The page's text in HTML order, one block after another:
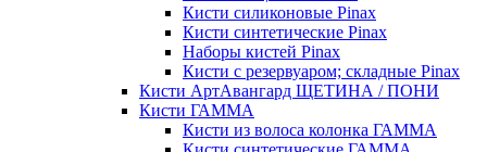
Кисти силиконовые Pinax
Кисти синтетические Pinax
Наборы кистей Pinax
Кисти с резервуаром; складные Pinax
Кисти АртАвангард ЩЕТИНА / ПОНИ
Кисти ГАММА
Кисти из волоса колонка ГАММА